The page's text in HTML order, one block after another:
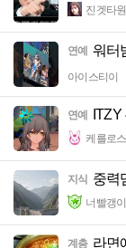
진겟타원
연예 워터
아이스티이
연예 ITZY
케를로스
지식 중력
너빨갱
계층 라면